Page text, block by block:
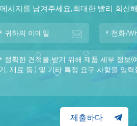
메시지를 남겨주세요,최대한 빨리 회신